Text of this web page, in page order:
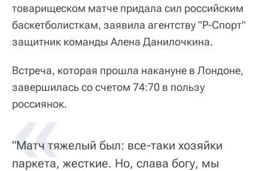
товарищеском матче придала сил российским
баскетболисткам, заявила агентству "Р-Спорт"
защитник команды Алена Данилочкина.
Встреча, которая прошла накануне в Лондоне,
завершилась со счетом 74:70 в пользу
россиянок.
"Матч тяжелый был: все-таки хозяйки
паркета, жесткие. Но, слава богу, мы